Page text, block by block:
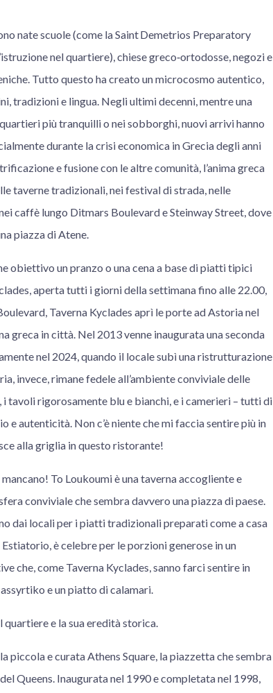
nate scuole (come la Saint Demetrios Preparatory
nel quartiere), chiese greco‑ortodosse, negozi e
Tutto questo ha creato un microcosmo autentico,
tradizioni e lingua. Negli ultimi decenni, mentre una
più tranquilli o nei sobborghi, nuovi arrivi hanno
durante la crisi economica in Grecia degli anni
e fusione con le altre comunità, l’anima greca
taverne tradizionali, nei festival di strada, nelle
caffè lungo Ditmars Boulevard e Steinway Street, dove
piazza di Atene.
obiettivo un pranzo o una cena a base di piatti tipici
aperta tutti i giorni della settimana fino alle 22.00,
Taverna Kyclades aprì le porte ad Astoria nel
greca in città. Nel 2013 venne inaugurata una seconda
nel 2024, quando il locale subì una ristrutturazione
invece, rimane fedele all’ambiente conviviale delle
tavoli rigorosamente blu e bianchi, e i camerieri – tutti di
autenticità. Non c’è niente che mi faccia sentire più in
alla griglia in questo ristorante!
To Loukoumi è una taverna accogliente e
conviviale che sembra davvero una piazza di paese.
dai locali per i piatti tradizionali preparati come a casa
è celebre per le porzioni generose in un
che, come Taverna Kyclades, sanno farci sentire in
e un piatto di calamari.
e la sua eredità storica.
piccola e curata Athens Square, la piazzetta che sembra
Queens. Inaugurata nel 1990 e completata nel 1998,